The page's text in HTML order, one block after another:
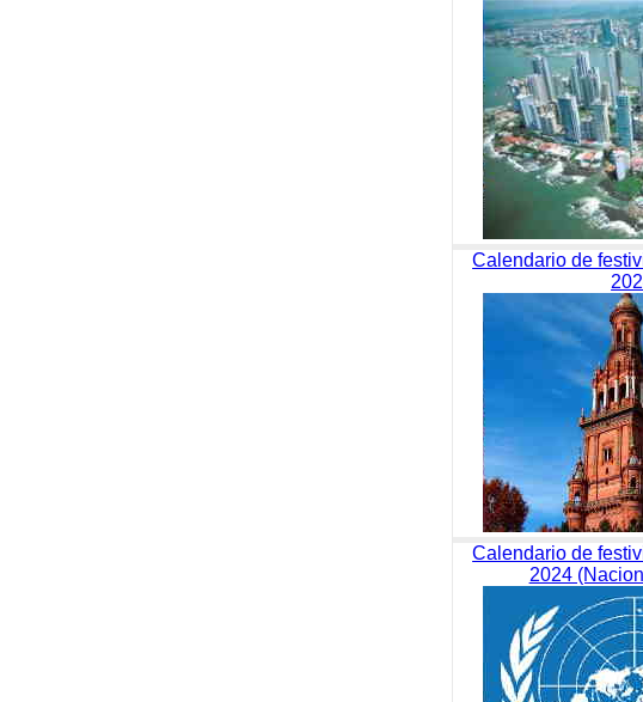
Calendario de
Calendario de
2024